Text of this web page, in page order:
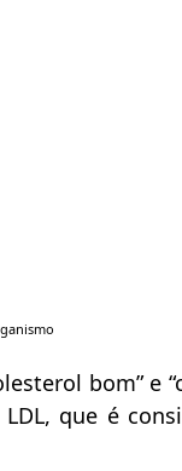
bom” e
que é